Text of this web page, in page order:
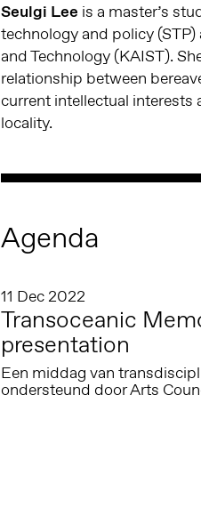
Seulgi Lee is a master’s
technology and policy
and Technology (KAIST).
relationship between
current intellectual interests
locality.
Agenda
11 Dec 2022
Transoceanic
presentation
Een middag van
ondersteund door Arts